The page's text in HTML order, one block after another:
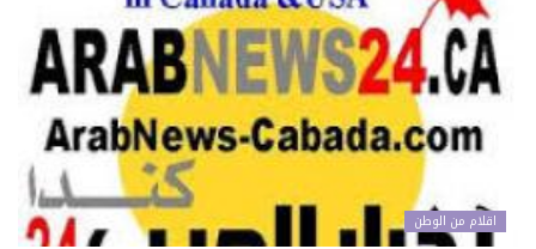
اقلام من الوطن